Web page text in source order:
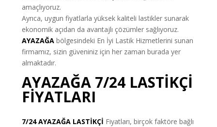
amaçlıyoruz.
Ayrıca, uygun fiyatlarla yüksek kaliteli lastikler sunarak
ekonomik açıdan da avantajlı çözümler sağlıyoruz.
AYAZAĞAbölgesindeki En İyi Lastik Hizmetlerini sunan
firmamız, sizin güveniniz için her zaman burada yer
almaktadır.
AYAZAĞA 7/24 LASTİKÇİ
FİYATLARI
7/24 AYAZAĞA LASTİKÇİ Fiyatları, birçok faktöre bağlı